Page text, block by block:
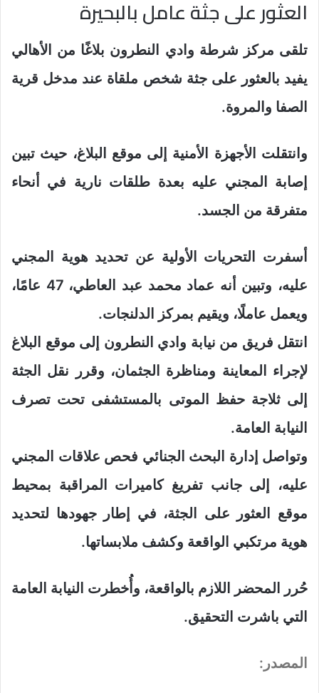
العثور على جثة عامل بالبحيرة
تلقى مركز شرطة وادي النطرون بلاغًا من الأهالي
يفيد بالعثور على جثة شخص ملقاة عند مدخل قرية
الصفا والمروة.
وانتقلت الأجهزة الأمنية إلى موقع البلاغ، حيث تبين
إصابة المجني عليه بعدة طلقات نارية في أنحاء
متفرقة من الجسد.
أسفرت التحريات الأولية عن تحديد هوية المجني
عليه، وتبين أنه عماد محمد عبد العاطي، 47 عامًا،
ويعمل عاملًا، ويقيم بمركز الدلنجات.
انتقل فريق من نيابة وادي النطرون إلى موقع البلاغ
لإجراء المعاينة ومناظرة الجثمان، وقرر نقل الجثة
إلى ثلاجة حفظ الموتى بالمستشفى تحت تصرف
النيابة العامة.
وتواصل إدارة البحث الجنائي فحص علاقات المجني
عليه، إلى جانب تفريغ كاميرات المراقبة بمحيط
موقع العثور على الجثة، في إطار جهودها لتحديد
هوية مرتكبي الواقعة وكشف ملابساتها.
حُرر المحضر اللازم بالواقعة، وأُخطرت النيابة العامة
التي باشرت التحقيق.
المصدر: